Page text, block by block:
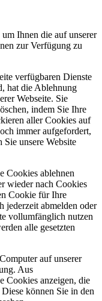
Ihnen die auf unserer
zur Verfügung zu
verfügbaren Dienste
hat die Ablehnung
Webseite. Sie
indem Sie Ihre
aller Cookies auf
immer aufgefordert,
unsere Website
Cookies ablehnen
wieder nach Cookies
Cookie für Ihre
jederzeit abmelden oder
vollumfänglich nutzen
alle gesetzten
auf unserer
Aus
Cookies anzeigen, die
können Sie in den